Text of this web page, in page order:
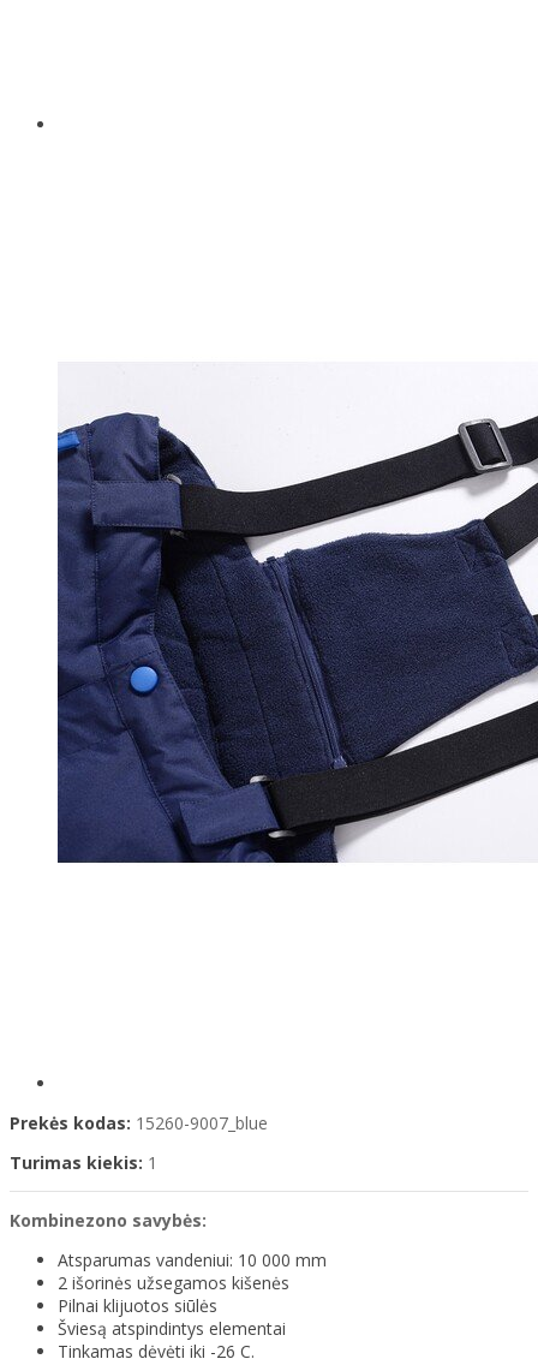
Prekės kodas: 15260-9007_blue
Turimas kiekis: 1
Kombinezono savybės:
Atsparumas vandeniui: 10 000 mm
2 išorinės užsegamos kišenės
Pilnai klijuotos siūlės
Šviesą atspindintys elementai
Tinkamas dėvėti iki -26 C.